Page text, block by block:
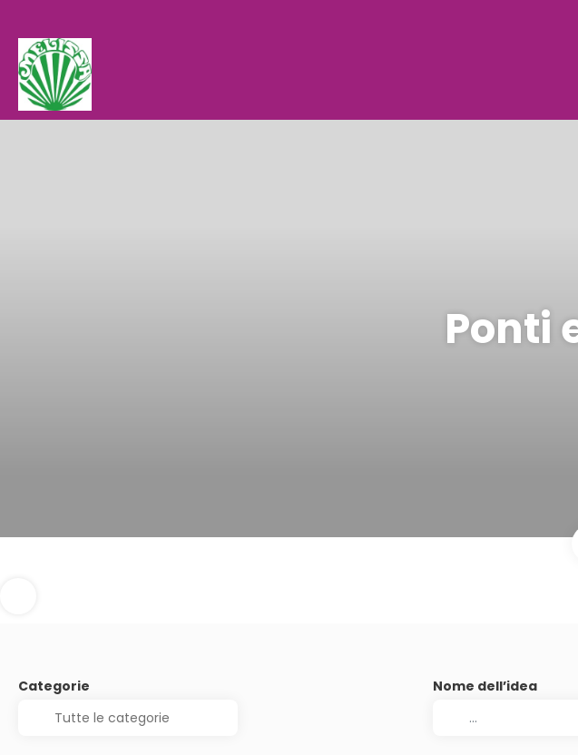
Ponti
Categorie Nome dell’idea